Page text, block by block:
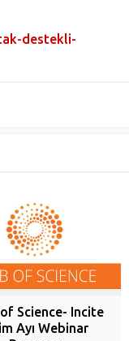
destekli-
Science- Incite
Ayı Webinar